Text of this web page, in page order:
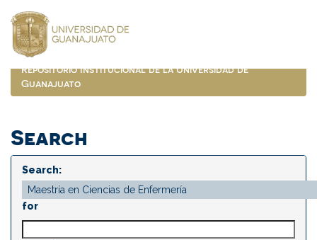
navigation
Repositorio Institucional de la Universidad de
Guanajuato
Search
Search:
for